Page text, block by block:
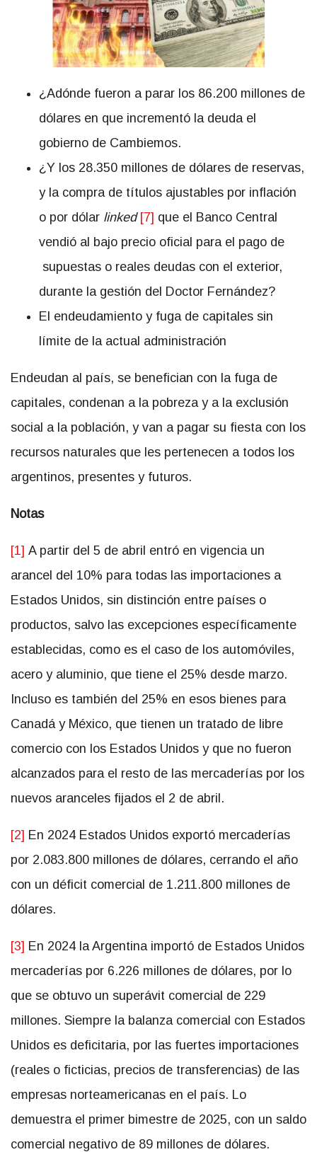
¿Adónde fueron a parar los 86.200 millones de
dólares en que incrementó la deuda el
gobierno de Cambiemos.
¿Y los 28.350 millones de dólares de reservas,
y la compra de títulos ajustables por inflación
o por dólar linked [7] que el Banco Central
vendió al bajo precio oficial para el pago de
supuestas o reales deudas con el exterior,
durante la gestión del Doctor Fernández?
El endeudamiento y fuga de capitales sin
límite de la actual administración
Endeudan al país, se benefician con la fuga de
capitales, condenan a la pobreza y a la exclusión
social a la población, y van a pagar su fiesta con los
recursos naturales que les pertenecen a todos los
argentinos, presentes y futuros.
Notas
[1] A partir del 5 de abril entró en vigencia un
arancel del 10% para todas las importaciones a
Estados Unidos, sin distinción entre países o
productos, salvo las excepciones específicamente
establecidas, como es el caso de los automóviles,
acero y aluminio, que tiene el 25% desde marzo.
Incluso es también del 25% en esos bienes para
Canadá y México, que tienen un tratado de libre
comercio con los Estados Unidos y que no fueron
alcanzados para el resto de las mercaderías por los
nuevos aranceles fijados el 2 de abril.
[2] En 2024 Estados Unidos exportó mercaderías
por 2.083.800 millones de dólares, cerrando el año
con un déficit comercial de 1.211.800 millones de
dólares.
[3] En 2024 la Argentina importó de Estados Unidos
mercaderías por 6.226 millones de dólares, por lo
que se obtuvo un superávit comercial de 229
millones. Siempre la balanza comercial con Estados
Unidos es deficitaria, por las fuertes importaciones
(reales o ficticias, precios de transferencias) de las
empresas norteamericanas en el país. Lo
demuestra el primer bimestre de 2025, con un saldo
comercial negativo de 89 millones de dólares.